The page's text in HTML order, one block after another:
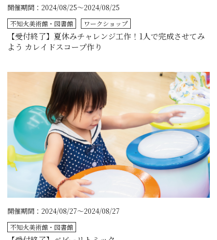
【受付終了】夏休みチャレンジ工作！1人で完成させてみ
よう カレイドスコープ作り
開催期間：2024/08/25～2024/08/25
不知火美術館・図書館 ワークショップ
開催期間：2024/08/27～2024/08/27
不知火美術館・図書館